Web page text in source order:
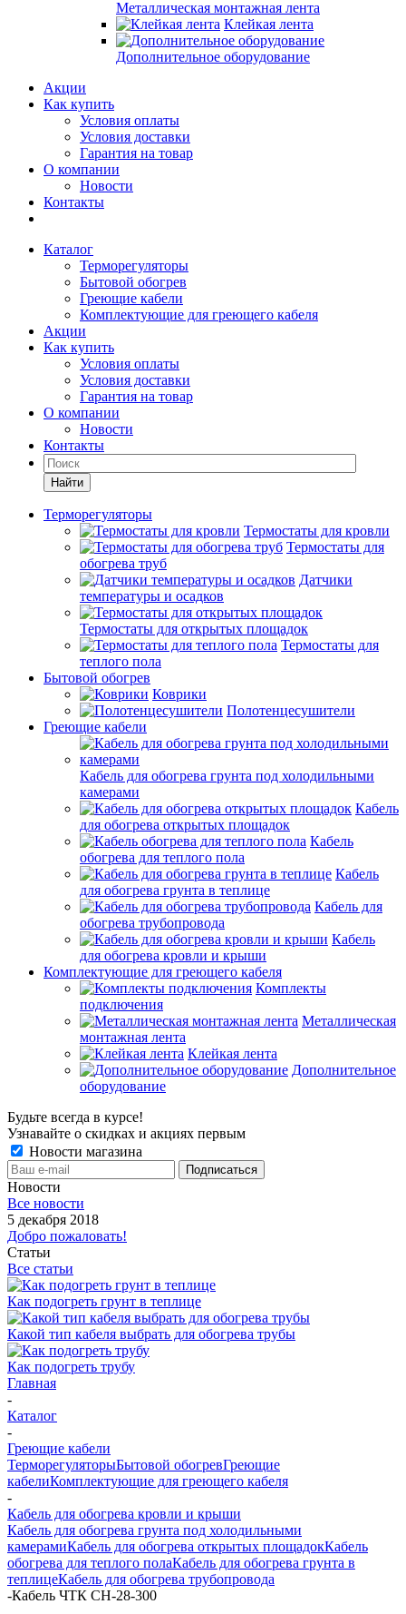
Металлическая монтажная лента
Клейкая лента
Дополнительное оборудование
Акции
Как купить
Условия оплаты
Условия доставки
Гарантия на товар
О компании
Новости
Контакты
Каталог
Терморегуляторы
Бытовой обогрев
Греющие кабели
Комплектующие для греющего кабеля
Акции
Как купить
Условия оплаты
Условия доставки
Гарантия на товар
О компании
Новости
Контакты
Найти
Терморегуляторы
Термостаты для кровли
Термостаты для
обогрева труб
Датчики
температуры и осадков
Термостаты для открытых площадок
Термостаты для
теплого пола
Бытовой обогрев
Коврики
Полотенцесушители
Греющие кабели
Кабель для обогрева грунта под холодильными
камерами
Кабель
для обогрева открытых площадок
Кабель
обогрева для теплого пола
Кабель
для обогрева грунта в теплице
Кабель для
обогрева трубопровода
Кабель
для обогрева кровли и крыши
Комплектующие для греющего кабеля
Комплекты
подключения
Металлическая
монтажная лента
Клейкая лента
Дополнительное
оборудование
Будьте всегда в курсе!
Узнавайте о скидках и акциях первым
Новости магазина
Новости
Все новости
5 декабря 2018
Добро пожаловать!
Статьи
Все статьи
Как подогреть грунт в теплице
Какой тип кабеля выбрать для обогрева трубы
Как подогреть трубу
Главная
-
Каталог
-
Греющие кабели
ТерморегуляторыБытовой обогревГреющие
кабелиКомплектующие для греющего кабеля
-
Кабель для обогрева кровли и крыши
Кабель для обогрева грунта под холодильными
камерамиКабель для обогрева открытых площадокКабель
обогрева для теплого полаКабель для обогрева грунта в
теплицеКабель для обогрева трубопровода
-Кабель ЧТК СН-28-300